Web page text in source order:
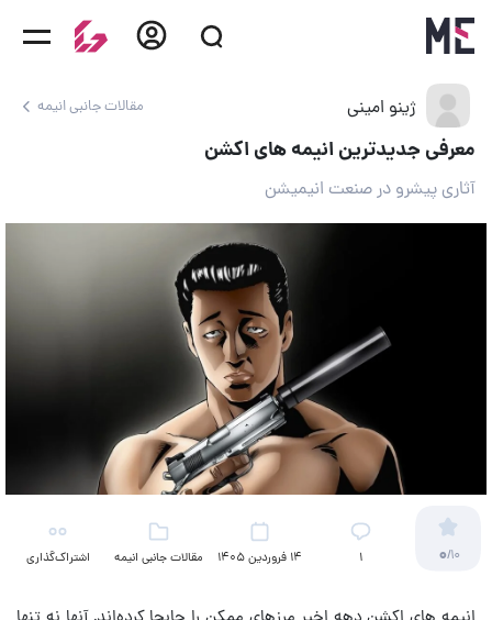
ژینو امینی مقالات جانبی انیمه
معرفی جدیدترین انیمه های اکشن
آثاری پیشرو در صنعت انیمیشن
0/10 ۱ 14 فروردین 1405 مقالات جانبی انیمه اشتراک‌گذاری
انیمه ‌های اکشن دهه اخیر مرزهای ممکن را جابجا کرده‌اند. آنها نه تنها